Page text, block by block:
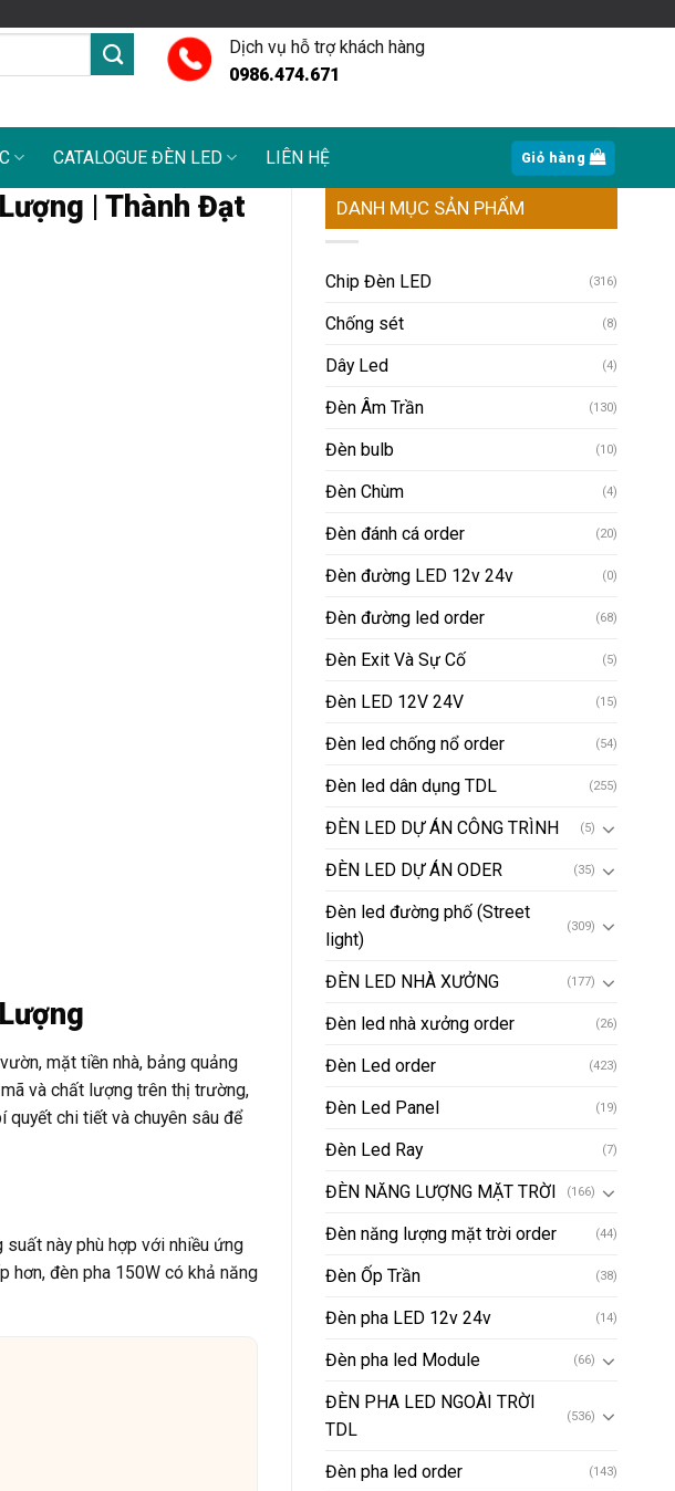
Dịch vụ hỗ trợ khách hàng
0986.474.671
CATALOGUE ĐÈN LED LIÊN HỆ Giỏ hàng
| Thành Đạt
mặt tiền nhà, bảng quảng
và chất lượng trên thị trường,
chi tiết và chuyên sâu để
này phù hợp với nhiều ứng
hơn, đèn pha 150W có khả năng
DANH MỤC SẢN PHẨM
Chip Đèn LED (316)
Chống sét (8)
Dây Led (4)
Đèn Âm Trần (130)
Đèn bulb (10)
Đèn Chùm (4)
Đèn đánh cá order (20)
Đèn đường LED 12v 24v (0)
Đèn đường led order (68)
Đèn Exit Và Sự Cố (5)
Đèn LED 12V 24V (15)
Đèn led chống nổ order (54)
Đèn led dân dụng TDL (255)
ĐÈN LED DỰ ÁN CÔNG TRÌNH (5)
ĐÈN LED DỰ ÁN ODER (35)
Đèn led đường phố (Street
light)
(309)
ĐÈN LED NHÀ XƯỞNG (177)
Đèn led nhà xưởng order (26)
Đèn Led order (423)
Đèn Led Panel (19)
Đèn Led Ray (7)
ĐÈN NĂNG LƯỢNG MẶT TRỜI (166)
Đèn năng lượng mặt trời order (44)
Đèn Ốp Trần (38)
Đèn pha LED 12v 24v (14)
Đèn pha led Module (66)
ĐÈN PHA LED NGOÀI TRỜI
TDL
(536)
Đèn pha led order (143)